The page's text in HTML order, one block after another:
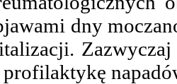
dny